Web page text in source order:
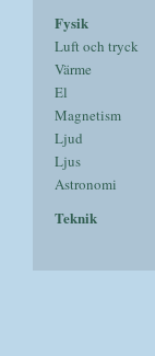
Fysik
Luft och tryck
Värme
El
Magnetism
Ljud
Ljus
Astronomi
Teknik